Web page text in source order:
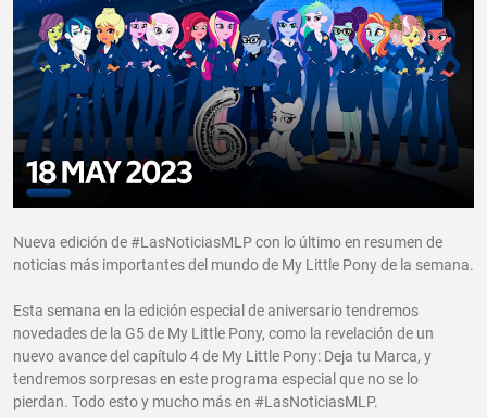
Nueva edición de #LasNoticiasMLP con lo último en resumen de
noticias más importantes del mundo de My Little Pony de la semana.
Esta semana en la edición especial de aniversario tendremos
novedades de la G5 de My Little Pony, como la revelación de un
nuevo avance del capítulo 4 de My Little Pony: Deja tu Marca, y
tendremos sorpresas en este programa especial que no se lo
pierdan. Todo esto y mucho más en #LasNoticiasMLP.